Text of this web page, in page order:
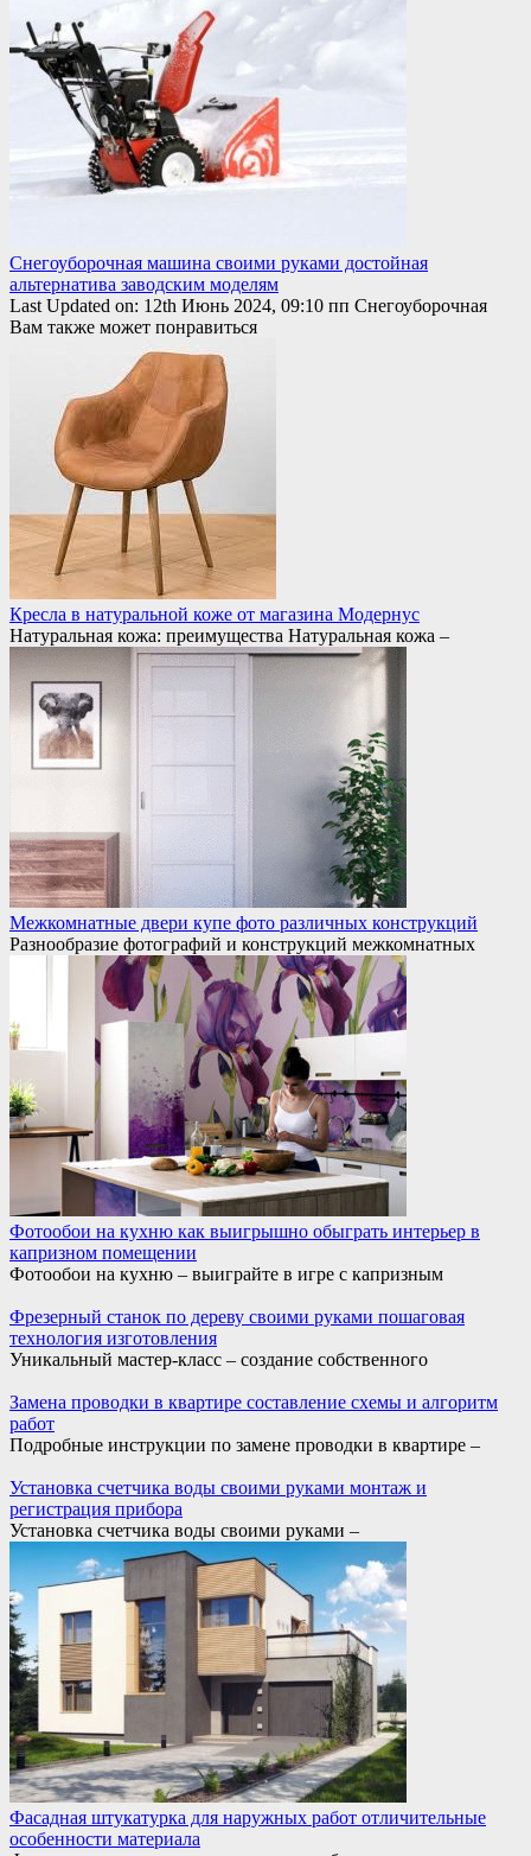
Снегоуборочная машина своими руками достойная
альтернатива заводским моделям
Last Updated on: 12th Июнь 2024, 09:10 пп Снегоуборочная
Вам также может понравиться
Кресла в натуральной коже от магазина Модернус
Натуральная кожа: преимущества Натуральная кожа –
Межкомнатные двери купе фото различных конструкций
Разнообразие фотографий и конструкций межкомнатных
Фотообои на кухню как выигрышно обыграть интерьер в
капризном помещении
Фотообои на кухню – выиграйте в игре с капризным
Фрезерный станок по дереву своими руками пошаговая
технология изготовления
Уникальный мастер-класс – создание собственного
Замена проводки в квартире составление схемы и алгоритм
работ
Подробные инструкции по замене проводки в квартире –
Установка счетчика воды своими руками монтаж и
регистрация прибора
Установка счетчика воды своими руками –
Фасадная штукатурка для наружных работ отличительные
особенности материала